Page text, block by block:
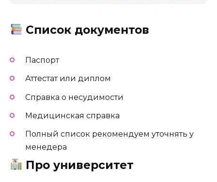
Список документов
Паспорт
Аттестат или диплом
Справка о несудимости
Медицинская справка
Полный список рекомендуем уточнять у
менедера
Про университет